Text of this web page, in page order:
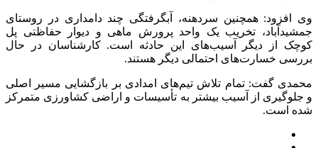
وی افزود: همچنین سردهنه، آبگرفتگی چند دامداری در روستای
جمشیدآباد، تخریب یک واحد پرورش ماهی و دیوار حفاظتی پل
کوچک از دیگر آسیب‌های این حادثه است. کارشناسان در حال
بررسی خسارت‌های احتمالی دیگر هستند.
محمدی گفت: تمام تلاش تیم‌های امدادی بر بازگشایی مسیر اصلی
و جلوگیری از آسیب بیشتر به تأسیسات و اراضی کشاورزی متمرکز
شده است.